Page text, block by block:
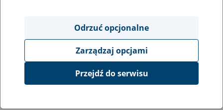
Informacja o wysokości składek na ubezpieczenia
1. Jeśli nie jesteś uprawniony do ulg i opłacasz składki
na ubezpieczenia społeczne od podstawy nie niższej
Odrzuć opcjonalne
Zarządzaj opcjami
Przejdź do serwisu